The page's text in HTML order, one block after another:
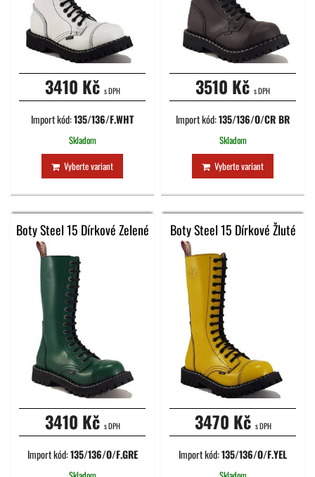
3410 Kč s DPH
Import kód:135/136/F.WHT
Skladom
Vyberte variant
3510 Kč s DPH
Import kód:135/136/O/CR BR
Skladom
Vyberte variant
Boty Steel 15 Dírkové Zelené
3410 Kč s DPH
Import kód:135/136/O/F.GRE
Boty Steel 15 Dírkové Žluté
3470 Kč s DPH
Import kód:135/136/O/F.YEL